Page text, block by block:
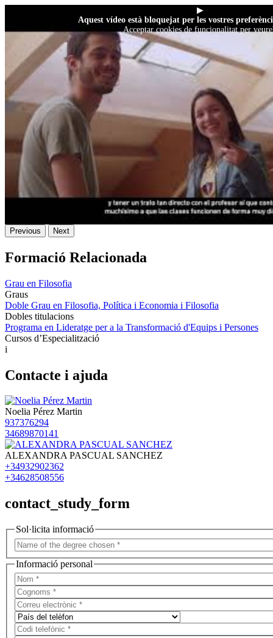
▶
Aquest vídeo està bloquejat per les vostres
Acceptar cookies de funcionalitat per
Previous Next
Formació Relacionada
Grau en Filosofia
Graus
Doble Grau en Filosofia, Política i Economia i Filosofia
Dobles titulacions
Programa en Lideratge per a la Transformació d'Equips i Persones
Cursos d’Especialització
i
Contacte i ajuda
Noelia Pérez Martin
937376294
34689870141
ALEXANDRA PASCUAL SANCHEZ
+34932902362
+34628508556
contact_study_form
Sol·licita informació
Informació personal